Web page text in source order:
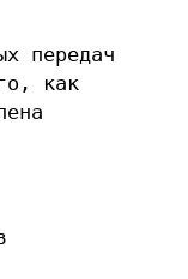
передач
как